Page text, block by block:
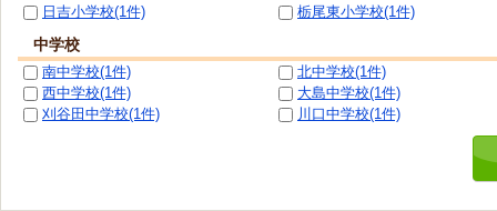
日吉小学校(1件)
栃尾東小学校(1件)
中学校
南中学校(1件)
北中学校(1件)
西中学校(1件)
大島中学校(1件)
刈谷田中学校(1件)
川口中学校(1件)